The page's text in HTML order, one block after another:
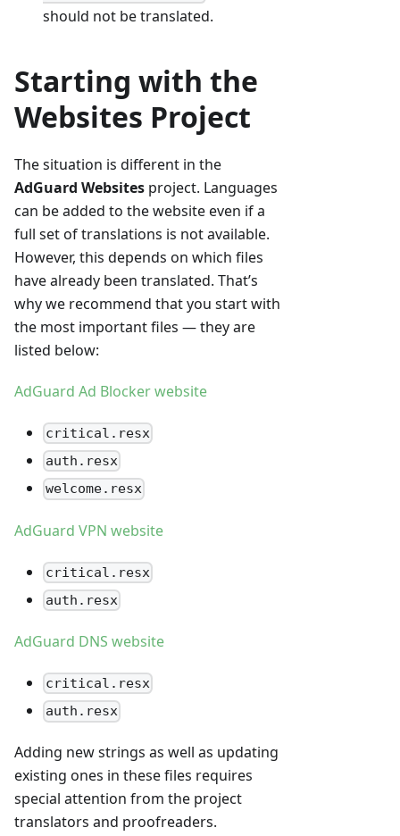
should not be translated.
Starting with the
Websites Project
The situation is different in the
AdGuard Websites project. Languages
can be added to the website even if a
full set of translations is not available.
However, this depends on which files
have already been translated. That’s
why we recommend that you start with
the most important files — they are
listed below:
AdGuard Ad Blocker website
critical.resx
auth.resx
welcome.resx
AdGuard VPN website
critical.resx
auth.resx
AdGuard DNS website
critical.resx
auth.resx
Adding new strings as well as updating
existing ones in these files requires
special attention from the project
translators and proofreaders.